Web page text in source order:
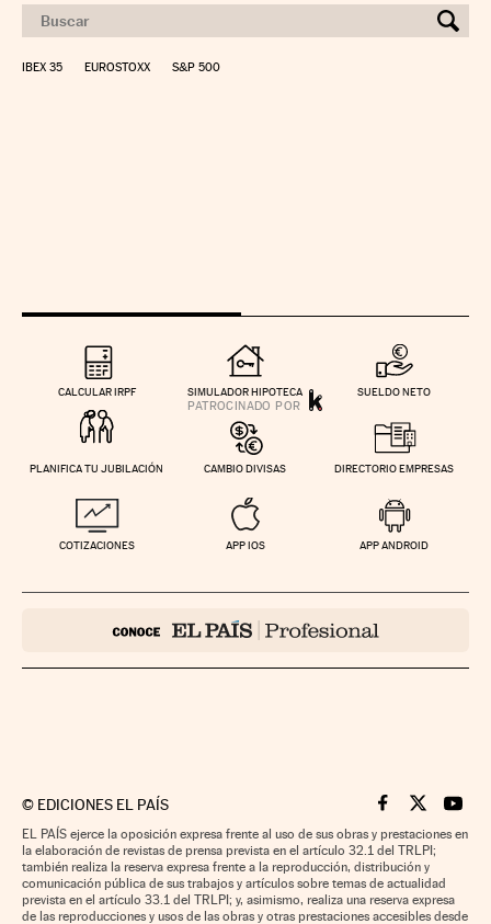
IBEX 35 EUROSTOXX S&P 500
CALCULAR IRPF SIMULADOR HIPOTECA SUELDO NETO
PLANIFICA TU JUBILACIÓN CAMBIO DIVISAS DIRECTORIO EMPRESAS
COTIZACIONES APP IOS APP ANDROID
© EDICIONES EL PAÍS Cinco Días en
Cinco Días
Cinco
EL PAÍS ejerce la oposición expresa frente al uso de sus obras y prestaciones en
la elaboración de revistas de prensa prevista en el artículo 32.1 del TRLPI;
también realiza la reserva expresa frente a la reproducción, distribución y
comunicación pública de sus trabajos y artículos sobre temas de actualidad
prevista en el artículo 33.1 del TRLPI; y, asimismo, realiza una reserva expresa
de las reproducciones y usos de las obras y otras prestaciones accesibles desde